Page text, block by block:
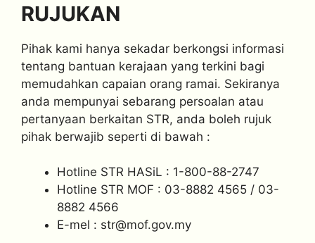
RUJUKAN
Pihak kami hanya sekadar berkongsi informasi
tentang bantuan kerajaan yang terkini bagi
memudahkan capaian orang ramai. Sekiranya
anda mempunyai sebarang persoalan atau
pertanyaan berkaitan STR, anda boleh rujuk
pihak berwajib seperti di bawah :
Hotline STR HASiL : 1-800-88-2747
Hotline STR MOF : 03-8882 4565 / 03-
8882 4566
E-mel : str@mof.gov.my